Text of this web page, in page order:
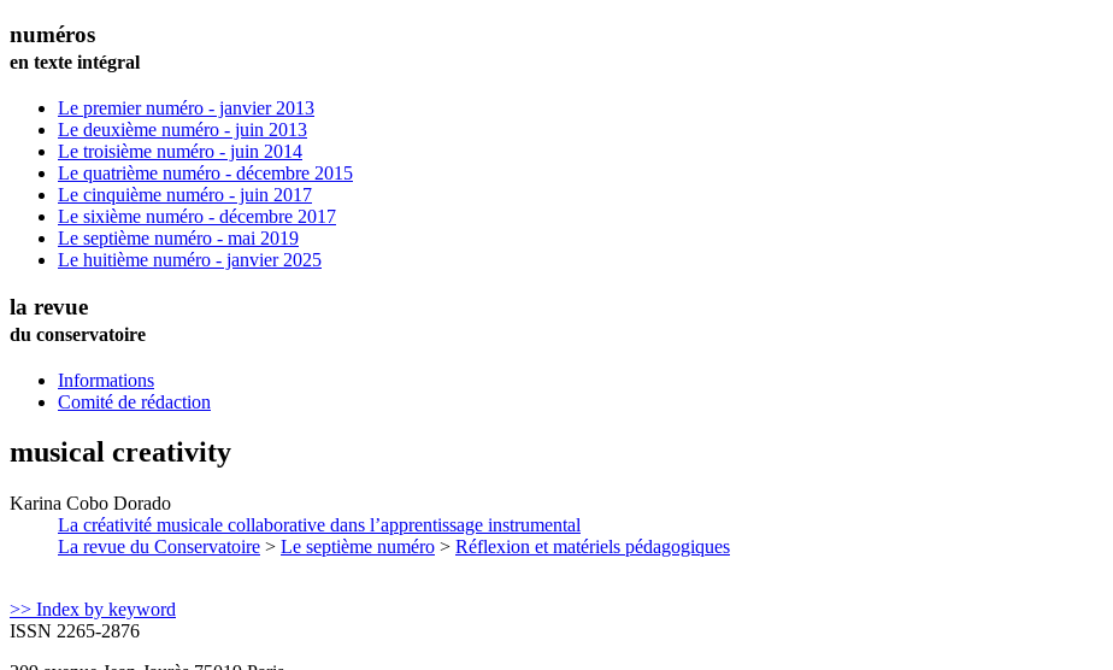
numéros
en texte intégral
Le premier numéro - janvier 2013
Le deuxième numéro - juin 2013
Le troisième numéro - juin 2014
Le quatrième numéro - décembre 2015
Le cinquième numéro - juin 2017
Le sixième numéro - décembre 2017
Le septième numéro - mai 2019
Le huitième numéro - janvier 2025
la revue
du conservatoire
Informations
Comité de rédaction
musical creativity
Karina Cobo Dorado
La créativité musicale collaborative dans l’apprentissage instrumental
La revue du Conservatoire > Le septième numéro > Réflexion et matériels pédagogiques
>> Index by keyword
ISSN 2265-2876